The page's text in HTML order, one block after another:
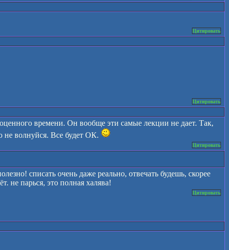
Цитировать
Цитировать
времени. Он вообще эти самые лекции не дает. Так,
не волнуйся. Все будет ОК.
Цитировать
списать очень даже реально, отвечать будешь, скорее
не парься, это полная халява!
Цитировать